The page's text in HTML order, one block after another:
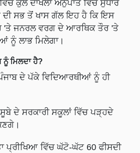
ਕੁੱਲ ਦਾਖਲਾ ਅਨੁਪਾਤ ਵਿੱਚ ਸੁਧਾਰ
ਦੀ ਸਭ ਤੋਂ ਖਾਸ ਗੱਲ ਇਹ ਹੈ ਕਿ ਇਸ
'ਤੇ ਜਨਰਲ ਵਰਗ ਦੇ ਆਰਥਿਕ ਤੌਰ 'ਤੇ
ਨੂੰ ਲਾਭ ਮਿਲੇਗਾ।
ਨੂੰ ਮਿਲਦਾ ਹੈ?
ਦੇ ਪੱਕੇ ਵਿਦਿਆਰਥੀਆਂ ਨੂੰ ਹੀ
ਦੇ ਸਰਕਾਰੀ ਸਕੂਲਾਂ ਵਿੱਚ ਪੜ੍ਹਦੇ
ਪ੍ਰੀਖਿਆ ਵਿੱਚ ਘੱਟੋ-ਘੱਟ 60 ਫੀਸਦੀ